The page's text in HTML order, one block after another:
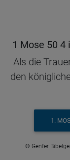
1 Mose 50 4
Als die
den
1.
© Genfer